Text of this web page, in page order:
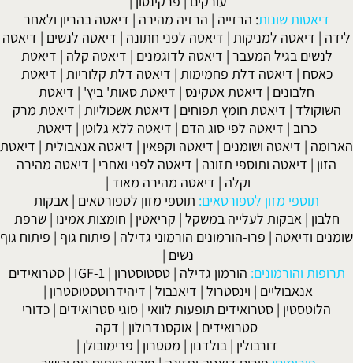
דיאטות שונות: הרזייה | הרזיה מהירה | דיאטה בהריון ולאחר
לידה | דיאטה למניקות | דיאטה לפני חתונה | דיאטה לנשים | דיאטה
לנשים בגיל המעבר | דיאטה לדוגמנים | דיאטה קלה | דיאטת
כאסח | דיאטה דלת פחמימות | דיאטה דלת קלוריות | דיאטת
חלבונים | דיאטת אטקינס | דיאטת סאות' ביץ' | דיאטת
השוקולד | דיאטת חומץ תפוחים | דיאטת אשכוליות | דיאטת מרק
כרוב | דיאטה לפי סוג הדם | דיאטה ללא גלוטן | דיאטת
הארומה | דיאטה ושומנים | דיאטה וקפאין | דיאטה אנאבולית | דיאטת
הזון | דיאטה ותוספי תזונה | דיאטה לפני ואחרי | דיאטה מהירה
וקלה | דיאטה מהירה מאוד |
תוספי מזון לספורטאים: תוספי מזון לספורטאים | אבקות
חלבון | אבקות לעלייה במשקל | קריאטין | חומצות אמינו |שרפת
שומנים ודיאטה | פרו-הורמונים הורמוני גדילה | פיתוח גוף | פיתוח גוף
נשים |
תרופות והורמונים: הורמון גדילה |טסטוסטרון |
IGF-1
|סטרואידים
אנאבוליים | וינסטרול | דיאנבול | דיהידרוטסטוסטרון |
הלוטסטין | סטרואידים תופעות לוואי | סוגי סטרואידים | כדורי
סטרואידים | אוקסנדרולון | דקה
דורבולין | בולדנון | מסטרון | פרימובולן |